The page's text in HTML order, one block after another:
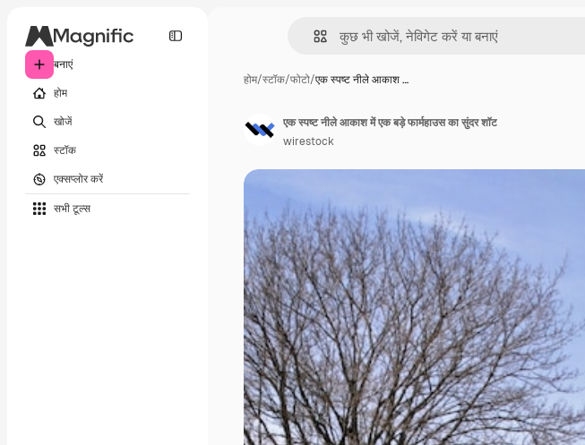
बनाएं
होम
खोजें
स्टॉक
एक्सप्लोर करें
सभी टूल्‍स
होम/स्टॉक/फोटो/एक स्पष्ट नीले आकाश …
एक स्पष्ट नीले आकाश में एक बड़े फार्महाउस का सुंदर शॉट
wirestock